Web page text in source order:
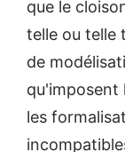
que le
telle ou telle
de
qu'imposent
les